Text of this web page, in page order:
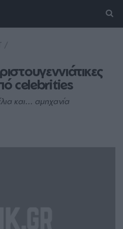
celebrities
και... αμηχανία